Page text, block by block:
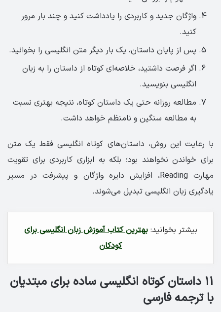
واژگان جدید و کاربردی را یادداشت کنید و چند بار مرور
کنید.
پس از پایان داستان، یک بار دیگر متن انگلیسی را بخوانید.
اگر فرصت داشتید، خلاصه‌ای کوتاه از داستان را به زبان
انگلیسی بنویسید.
مطالعه روزانه حتی یک داستان کوتاه، نتیجه بهتری نسبت
به مطالعه سنگین و نامنظم خواهد داشت.
با رعایت این روش، داستان‌های کوتاه انگلیسی فقط یک متن
برای خواندن نخواهند بود؛ بلکه به ابزاری کاربردی برای تقویت
مهارت Reading، افزایش دایره واژگان و پیشرفت در مسیر
یادگیری زبان انگلیسی تبدیل می‌شوند.
بیشتر بخوانید:بهترین کتاب آموزش زبان انگلیسی برای
کودکان
۱۱ داستان کوتاه انگلیسی ساده برای مبتدیان
با ترجمه فارسی